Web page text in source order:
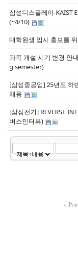
삼성디스플레이-KAIST
(~4/10)
대학원생 입시 홍보를
과목 개설 시기 변경 안
g semester)
[삼성중공업] 25년도 하
채용
[삼성전기] REVERSE
버스인터뷰)
‹